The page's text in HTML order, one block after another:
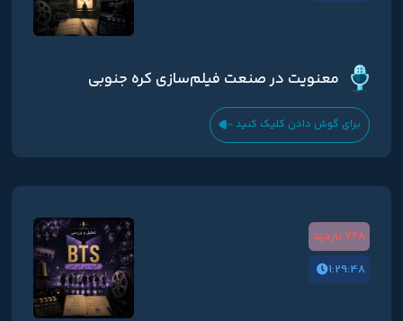
معنویت در صنعت فیلم‌سازی کره جنوبی
برای گوش دادن کلیک کنید
728 بازدید
1:29:48